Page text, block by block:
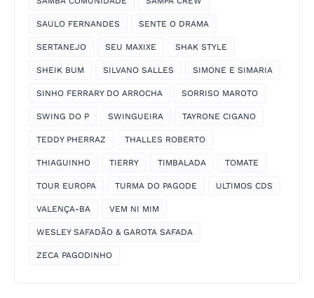
SAULO FERNANDES SENTE O DRAMA
SERTANEJO SEU MAXIXE SHAK STYLE
SHEIK BUM SILVANO SALLES SIMONE E SIMARIA
SINHO FERRARY DO ARROCHA SORRISO MAROTO
SWING DO P SWINGUEIRA TAYRONE CIGANO
TEDDY PHERRAZ THALLES ROBERTO
THIAGUINHO TIERRY TIMBALADA TOMATE
TOUR EUROPA TURMA DO PAGODE ULTIMOS CDS
VALENÇA-BA VEM NI MIM
WESLEY SAFADÃO & GAROTA SAFADA
ZECA PAGODINHO